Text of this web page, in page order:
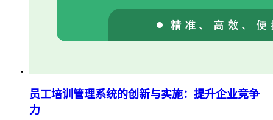
员工培训管理系统的创新与实施：提升企业竞争
力